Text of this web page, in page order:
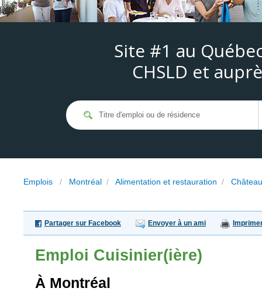
Site #1 au
CHSLD et
Emplois / Montréal / Alimentation et restauration /
Partager sur Facebook Envoyer à un ami
Emploi Cuisinier(ière)
À Montréal